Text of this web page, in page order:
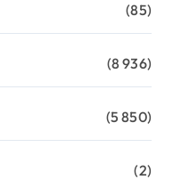
(85)
(8 936)
(5 850)
(2)